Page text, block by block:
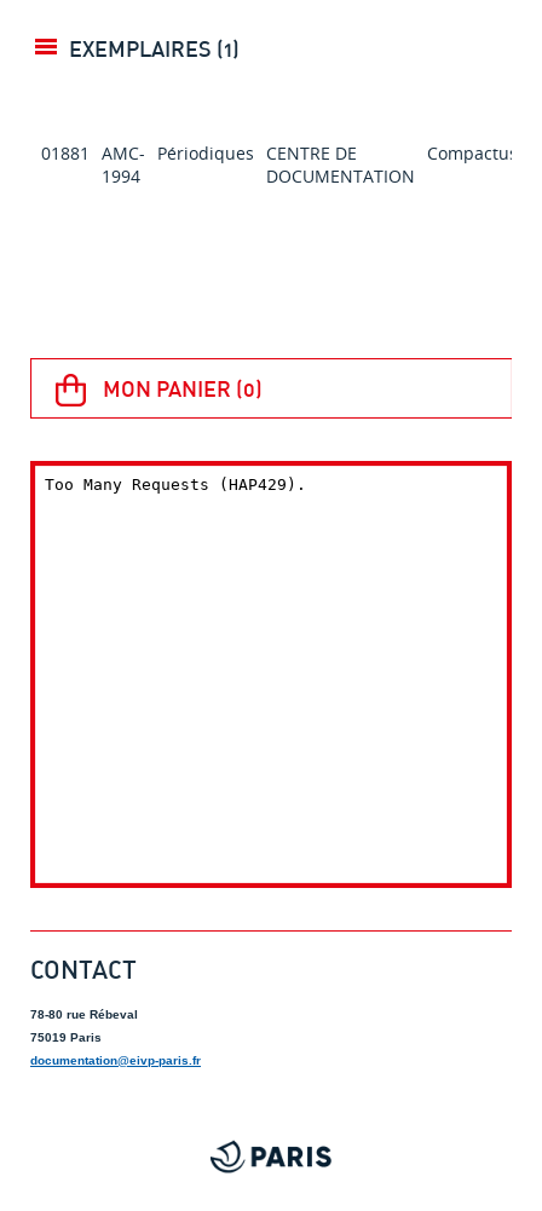
EXEMPLAIRES (1)
01881
AMC-
1994
Périodiques CENTRE DE
DOCUMENTATION
Compactus
CONTACT
78-80 rue Rébeval
75019 Paris
documentation@eivp-paris.fr